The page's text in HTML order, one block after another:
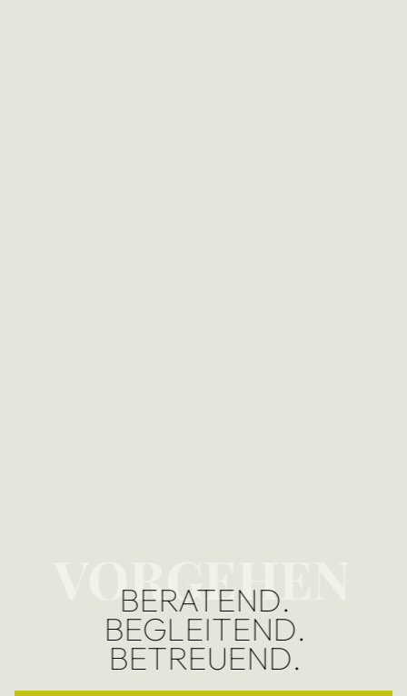
VORGEHEN
BERATEND.
BEGLEITEND.
BETREUEND.